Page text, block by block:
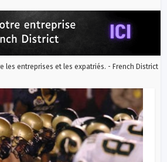
les entreprises et les expatriés. - French District